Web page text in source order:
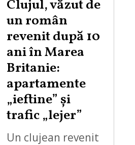
Clujul, văzut de
un român
revenit după 10
ani în Marea
Britanie:
apartamente
„ieftine” și
trafic „lejer”
Un clujean revenit